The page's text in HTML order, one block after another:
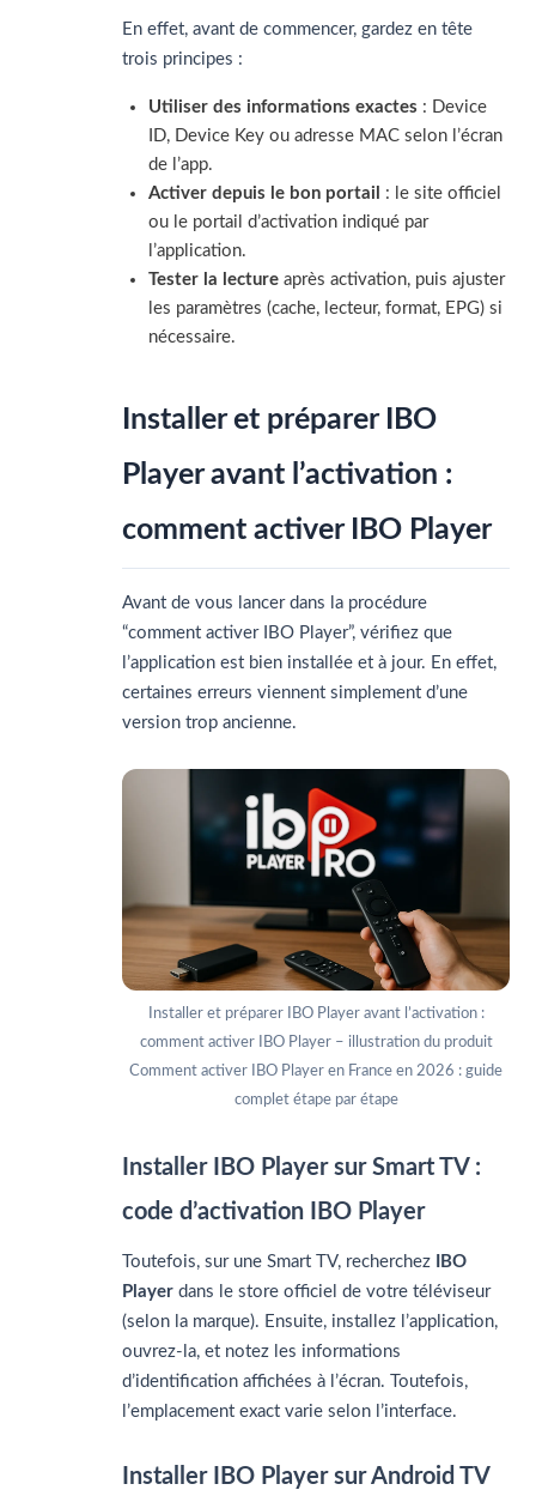
En effet, avant de commencer, gardez en tête
trois principes :
Utiliser des informations exactes : Device
ID, Device Key ou adresse MAC selon l’écran
de l’app.
Activer depuis le bon portail
: le site officiel
ou le portail d’activation indiqué par
l’application.
Tester la lecture après activation, puis ajuster
les paramètres (cache, lecteur, format, EPG) si
nécessaire.
Installer et préparer IBO
Player avant l’activation :
comment activer IBO Player
Avant de vous lancer dans la procédure
“comment activer IBO Player”, vérifiez que
l’application est bien installée et à jour. En effet,
certaines erreurs viennent simplement d’une
version trop ancienne.
Installer et préparer IBO Player avant l’activation :
comment activer IBO Player – illustration du produit
Comment activer IBO Player en France en 2026 : guide
complet étape par étape
Installer IBO Player sur Smart TV :
code d’activation IBO Player
Toutefois, sur une Smart TV, recherchez
IBO
Player dans le store officiel de votre téléviseur
(selon la marque). Ensuite, installez l’application,
ouvrez-la, et notez les informations
d’identification affichées à l’écran. Toutefois,
l’emplacement exact varie selon l’interface.
Installer IBO Player sur Android TV